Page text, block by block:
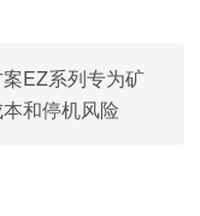
EZ系列专为矿
和停机风险